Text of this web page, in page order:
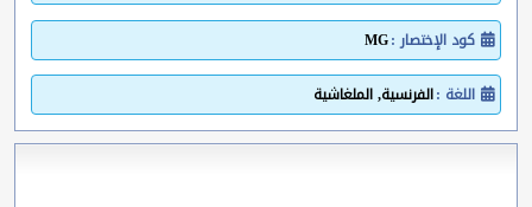
كود الإختصار :MG
اللغة :الفرنسية, الملغاشية